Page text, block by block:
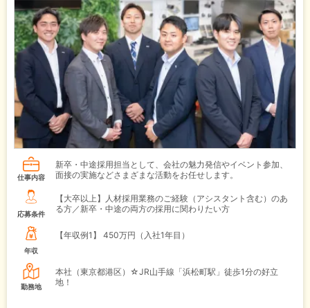
仕事内容
新卒・中途採用担当として、会社の魅力発信やイベント参加、
面接の実施などさまざまな活動をお任せします。
応募条件
【大卒以上】人材採用業務のご経験（アシスタント含む）のあ
る方／新卒・中途の両方の採用に関わりたい方
年収
【年収例1】 450万円（入社1年目）
勤務地
本社（東京都港区）☆JR山手線「浜松町駅」徒歩1分の好立
地！